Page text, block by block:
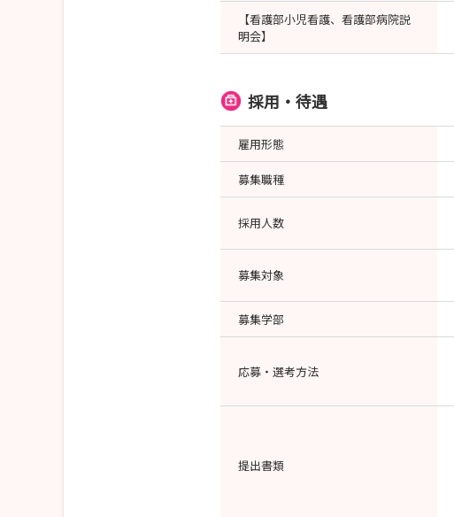
【看護部小児看護、看護部病院説
明会】
採用・待遇
雇用形態
募集職種
採用人数
募集対象
募集学部
応募・選考方法
提出書類